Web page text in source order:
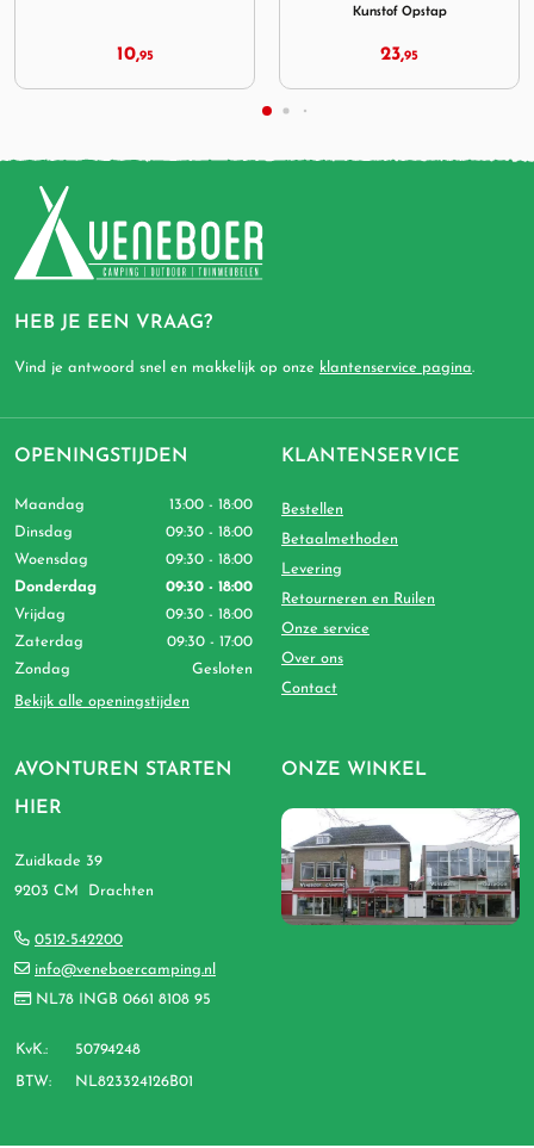
Opvouwbaar
HEB JE EEN VRAAG?
Vind je antwoord snel en makkelijk op onze klantenservice pagina.
AVONTUREN STARTEN
HIER
Zuidkade 39
9203 CM Drachten
0512-542200
info@veneboercamping.nl
NL78 INGB 0661 8108 95
KvK.: 50794248
BTW: NL823324126B01
OPENINGSTIJDEN
Maandag
13:00 - 18:00
Dinsdag
09:30 - 18:00
Woensdag
09:30 - 18:00
Donderdag
09:30 - 18:00
Vrijdag
09:30 - 18:00
Zaterdag
09:30 - 17:00
Zondag
Gesloten
Bekijk alle openingstijden
KLANTENSERVICE
Bestellen
Betaalmethoden
Levering
Retourneren en Ruilen
Onze service
Over ons
Contact
ONZE WINKEL